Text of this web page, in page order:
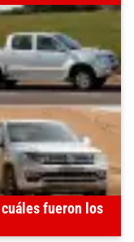
fueron los